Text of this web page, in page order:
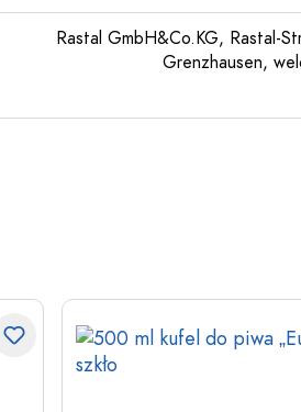
Rastal GmbH&Co.KG, Rastal-
Grenzhausen,